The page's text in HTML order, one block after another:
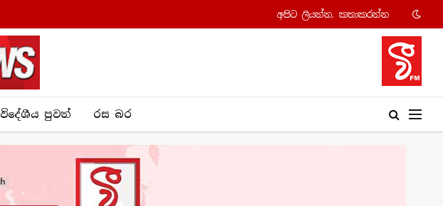
අපි​ට ලියන්න, කතාකරන්​න
විදේශීය පුවත් රස බ​ර